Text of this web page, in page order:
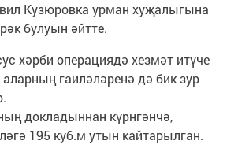
Кузюровка урман хуҗалыгына
булуын әйтте.
хәрби операциядә хезмәт итүче
гаиләләренә дә бик зур
докладыннан күрнгәнчә,
195 куб.м утын кайтарылган.